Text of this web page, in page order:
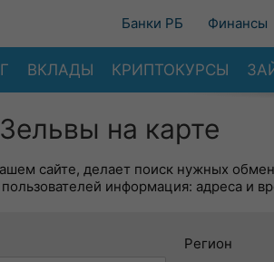
Банки РБ Финансы
ВКЛАДЫ КРИПТОКУРСЫ
на карте
сайте, делает поиск нужных
информация: адреса и
Регион